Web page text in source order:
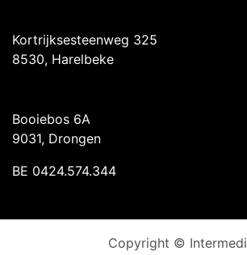
Kortrijksesteenweg 325
8530, Harelbeke
Booiebos 6A
9031, Drongen
BE 0424.574.344
Copyright © Intermedi